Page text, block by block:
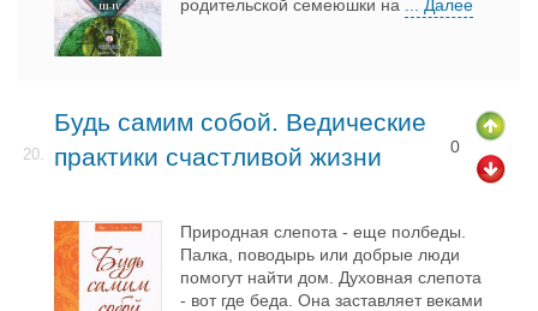
родительской семеюшки на ... Далее
20.
Будь самим собой. Ведические
практики счастливой жизни
0
Природная слепота - еще полбеды.
Палка, поводырь или добрые люди
помогут найти дом. Духовная слепота
- вот где беда. Она заставляет веками